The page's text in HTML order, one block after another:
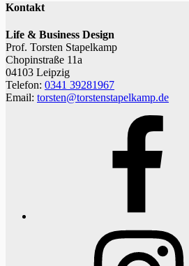
Kontakt
Life & Business Design
Prof. Torsten Stapelkamp
Chopinstraße 11a
04103 Leipzig
Telefon: 0341 39281967
Email: torsten@torstenstapelkamp.de